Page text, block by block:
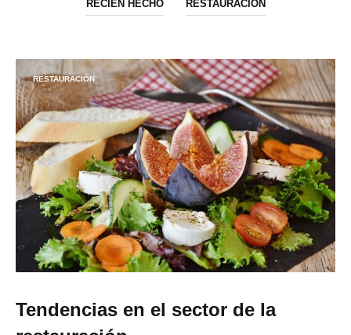
RECIÉN HECHO RESTAURACIÓN
RESTAURACIÓN
Tendencias en el sector de la